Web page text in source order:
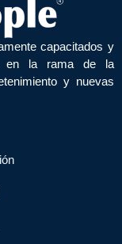
capacitados y
en la rama de la
y nuevas